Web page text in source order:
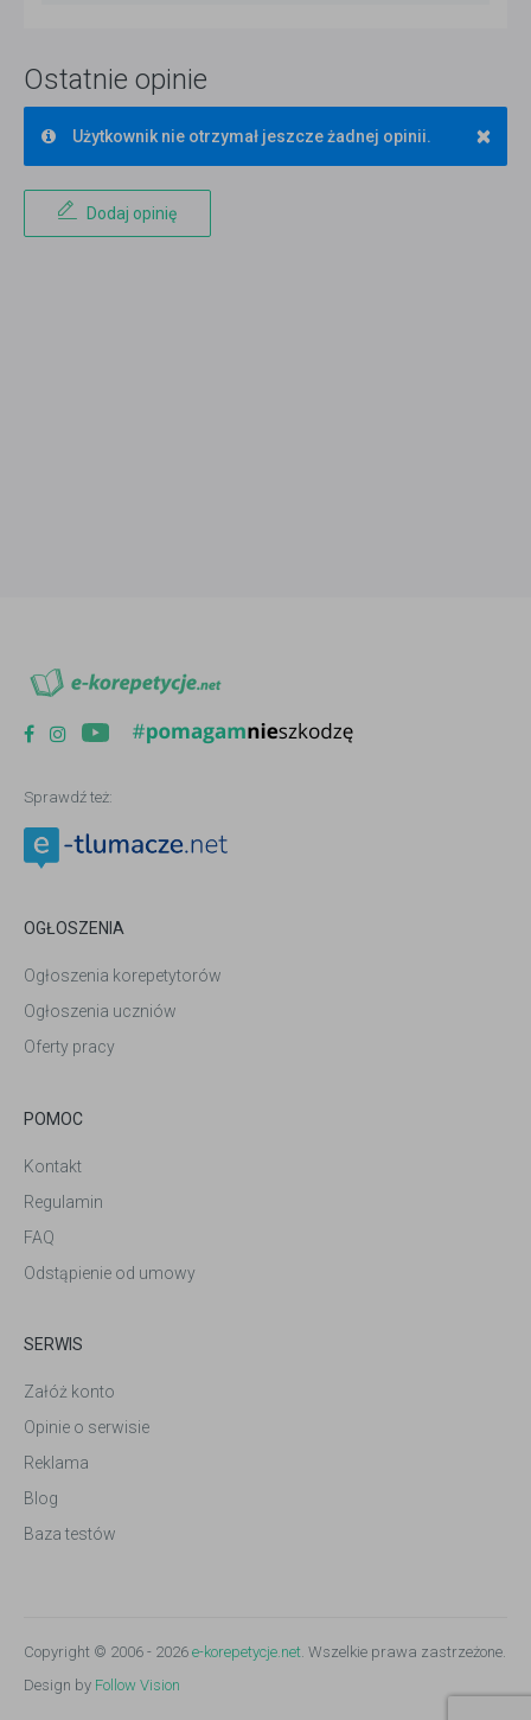
Ostatnie opinie
×
Użytkownik nie otrzymał jeszcze żadnej opinii.
Dodaj opinię
Sprawdź też:
OGŁOSZENIA
Ogłoszenia korepetytorów
Ogłoszenia uczniów
Oferty pracy
POMOC
Kontakt
Regulamin
FAQ
Odstąpienie od umowy
SERWIS
Załóż konto
Opinie o serwisie
Reklama
Blog
Baza testów
Copyright © 2006 - 2026 e-korepetycje.net. Wszelkie prawa zastrzeżone.
Design by Follow Vision